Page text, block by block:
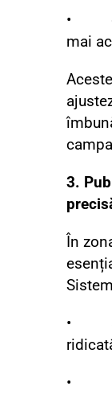
• ce
mai
3.
În
•
•